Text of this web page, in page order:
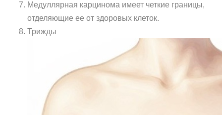
Медуллярная карцинома имеет четкие границы,
отделяющие ее от здоровых клеток.
Трижды